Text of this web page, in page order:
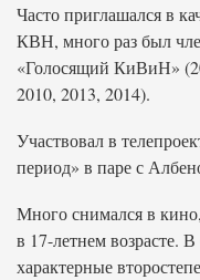
Часто приглашался в
КВН, много раз был
«Голосящий КиВиН»
2010, 2013, 2014).
Участвовал в
период» в паре с
Много снимался в
в 17-летнем возрасте.
характерные